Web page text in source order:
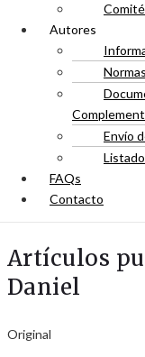
Autores
Envío
FAQs
Contacto
Artículos
Daniel
Original